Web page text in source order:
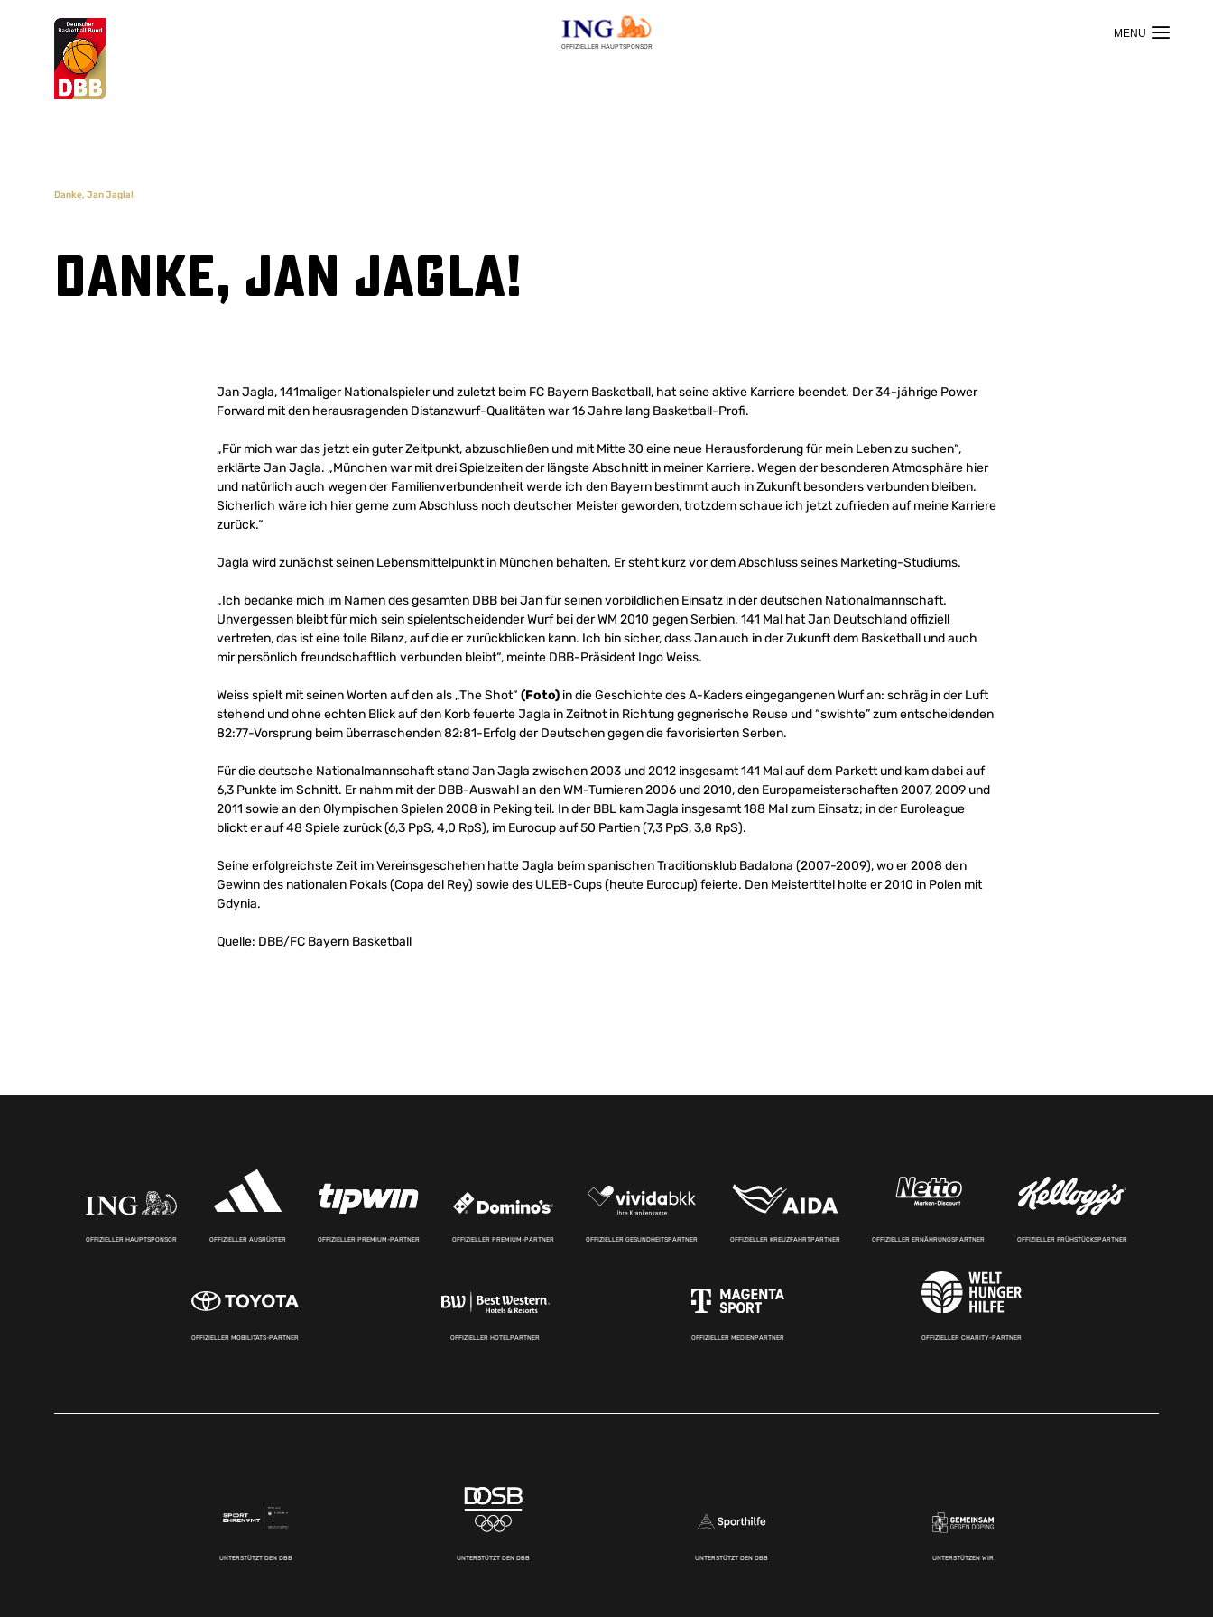
OFFIZIELLER HAUPTSPONSOR
Suchvorschläge
Danke, Jan Jagla!
Danke, Jan Jagla!
Jan Jagla, 141maliger Nationalspieler und zuletzt beim FC Bayern Basketball, hat seine aktive Karriere beendet. Der 34-jährige Power
Forward mit den herausragenden Distanzwurf-Qualitäten war 16 Jahre lang Basketball-Profi.
„Für mich war das jetzt ein guter Zeitpunkt, abzuschließen und mit Mitte 30 eine neue Herausforderung für mein Leben zu suchen“,
erklärte Jan Jagla. „München war mit drei Spielzeiten der längste Abschnitt in meiner Karriere. Wegen der besonderen Atmosphäre hier
und natürlich auch wegen der Familienverbundenheit werde ich den Bayern bestimmt auch in Zukunft besonders verbunden bleiben.
Sicherlich wäre ich hier gerne zum Abschluss noch deutscher Meister geworden, trotzdem schaue ich jetzt zufrieden auf meine Karriere
zurück.“
Jagla wird zunächst seinen Lebensmittelpunkt in München behalten. Er steht kurz vor dem Abschluss seines Marketing-Studiums.
„Ich bedanke mich im Namen des gesamten DBB bei Jan für seinen vorbildlichen Einsatz in der deutschen Nationalmannschaft.
Unvergessen bleibt für mich sein spielentscheidender Wurf bei der WM 2010 gegen Serbien. 141 Mal hat Jan Deutschland offiziell
vertreten, das ist eine tolle Bilanz, auf die er zurückblicken kann. Ich bin sicher, dass Jan auch in der Zukunft dem Basketball und auch
mir persönlich freundschaftlich verbunden bleibt“, meinte DBB-Präsident Ingo Weiss.
Weiss spielt mit seinen Worten auf den als „The Shot“ (Foto) in die Geschichte des A-Kaders eingegangenen Wurf an: schräg in der Luft
stehend und ohne echten Blick auf den Korb feuerte Jagla in Zeitnot in Richtung gegnerische Reuse und “swishte” zum entscheidenden
82:77-Vorsprung beim überraschenden 82:81-Erfolg der Deutschen gegen die favorisierten Serben.
Für die deutsche Nationalmannschaft stand Jan Jagla zwischen 2003 und 2012 insgesamt 141 Mal auf dem Parkett und kam dabei auf
6,3 Punkte im Schnitt. Er nahm mit der DBB-Auswahl an den WM-Turnieren 2006 und 2010, den Europameisterschaften 2007, 2009 und
2011 sowie an den Olympischen Spielen 2008 in Peking teil. In der BBL kam Jagla insgesamt 188 Mal zum Einsatz; in der Euroleague
blickt er auf 48 Spiele zurück (6,3 PpS, 4,0 RpS), im Eurocup auf 50 Partien (7,3 PpS, 3,8 RpS).
Seine erfolgreichste Zeit im Vereinsgeschehen hatte Jagla beim spanischen Traditionsklub Badalona (2007-2009), wo er 2008 den
Gewinn des nationalen Pokals (Copa del Rey) sowie des ULEB-Cups (heute Eurocup) feierte. Den Meistertitel holte er 2010 in Polen mit
Gdynia.
Quelle: DBB/FC Bayern Basketball
OFFIZIELLER HAUPTSPONSOR OFFIZIELLER AUSRÜSTER OFFIZIELLER PREMIUM-PARTNER OFFIZIELLER PREMIUM-PARTNER OFFIZIELLER GESUNDHEITSPARTNER OFFIZIELLER KREUZFAHRTPARTNER OFFIZIELLER ERNÄHRUNGSPARTNER OFFIZIELLER FRÜHSTÜCKSPARTNER
OFFIZIELLER MOBILITÄTS-PARTNER OFFIZIELLER HOTELPARTNER OFFIZIELLER MEDIENPARTNER OFFIZIELLER CHARITY-PARTNER
UNTERSTÜTZT DEN DBB UNTERSTÜTZT DEN DBB UNTERSTÜTZT DEN DBB UNTERSTÜTZEN WIR